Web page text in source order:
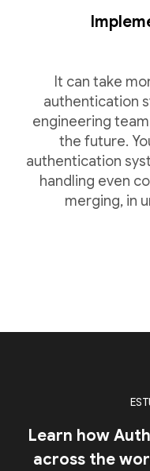
It can take
authentication
engineering
the future.
authentication
handling even
merging, in
Learn how
across the